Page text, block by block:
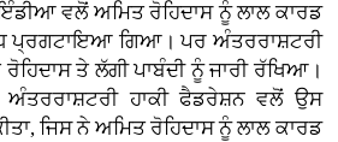
ਵਲੋਂ ਅਮਿਤ ਰੋਹਿਦਾਸ ਨੂੰ ਲਾਲ ਕਾਰਡ
ਪ੍ਰਗਟਾਇਆ ਗਿਆ। ਪਰ ਅੰਤਰਰਾਸ਼ਟਰੀ
ਤੇ ਲੱਗੀ ਪਾਬੰਦੀ ਨੂੰ ਜਾਰੀ ਰੱਖਿਆ।
ਹਾਕੀ ਫੈਡਰੇਸ਼ਨ ਵਲੋਂ ਉਸ
ਜਿਸ ਨੇ ਅਮਿਤ ਰੋਹਿਦਾਸ ਨੂੰ ਲਾਲ ਕਾਰਡ